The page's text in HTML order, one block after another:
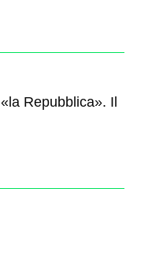
Repubblica». Il